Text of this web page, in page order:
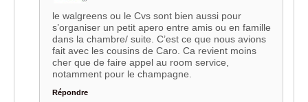
le walgreens ou le Cvs sont bien aussi pour
s’organiser un petit apero entre amis ou en famille
dans la chambre/ suite. C’est ce que nous avions
fait avec les cousins de Caro. Ca revient moins
cher que de faire appel au room service,
notamment pour le champagne.
Répondre